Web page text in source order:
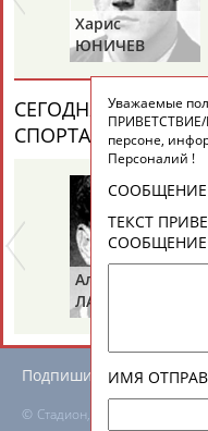
24 персон из 13181
ТАБЛО АКТИВНОСТИ
ЦЕЛИ ПРОЕКТА
Вопросы сотрудничества и
© Стадион, 1998-2026
Подпишись
Харис
ЮНИЧЕВ
СЕГОДНЯ ДЕНЬ
СПОРТА (6
Альгирдас
ЛАУРИТЕНАС
Уважаемые
персоне,
Персоналий !
СООБЩЕНИЕ
ТЕКСТ
СООБЩЕНИЕ
ИМЯ